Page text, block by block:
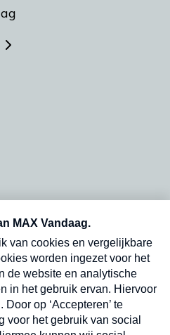
en dinsdagochtend in
Verzend